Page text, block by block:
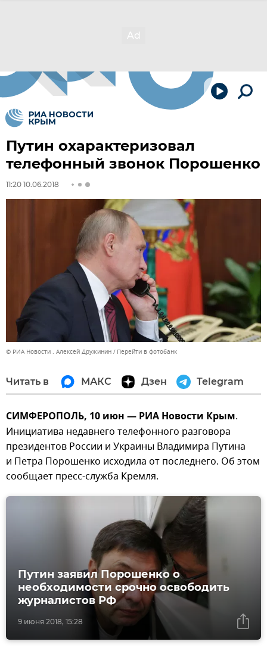
Путин охарактеризовал
телефонный звонок Порошенко
11:20 10.06.2018
© РИА Новости . Алексей Дружинин Перейти в фотобанк
Читать в МАКС Дзен Telegram
СИМФЕРОПОЛЬ, 10 июн — РИА Новости Крым.
Инициатива недавнего телефонного разговора
президентов России и Украины Владимира Путина
и Петра Порошенко исходила от последнего. Об этом
сообщает пресс-служба Кремля.
9 июня 2018, 15:28
Путин заявил Порошенко о
необходимости срочно освободить
журналистов РФ